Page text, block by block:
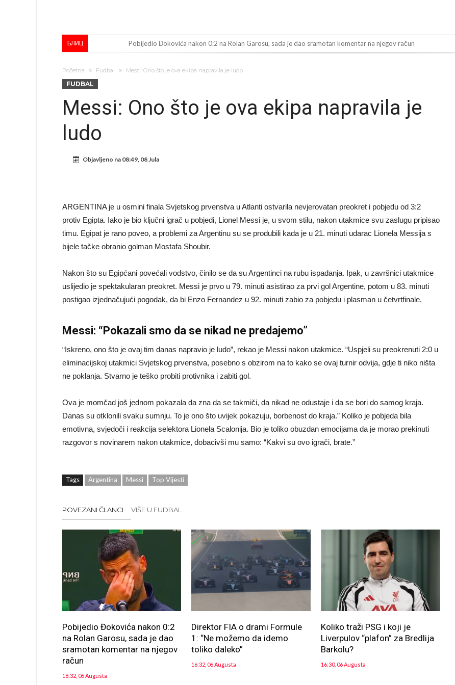
БЛИЦ Pobijedio Đokovića nakon 0:2 na Rolan Garosu, sada je dao sramotan komentar na njegov račun
Zašto je nepoznati italijanski petoligaš dobio nevjerovatan stadion od 62 miliona eura?
Kapiten slavnog kluba ubijen u napadu ispred svoje kuće, nacija zahtijeva pravdu.
Početna Fudbal Messi: Ono što je ova ekipa napravila je ludo
FUDBAL
Messi: Ono što je ova ekipa napravila je
ludo
Objavljeno na 08:49, 08 Jula
ARGENTINA je u osmini finala Svjetskog prvenstva u Atlanti ostvarila nevjerovatan preokret i pobjedu od 3:2
protiv Egipta. Iako je bio ključni igrač u pobjedi, Lionel Messi je, u svom stilu, nakon utakmice svu zaslugu pripisao
timu. Egipat je rano poveo, a problemi za Argentinu su se produbili kada je u 21. minuti udarac Lionela Messija s
bijele tačke obranio golman Mostafa Shoubir.
Nakon što su Egipćani povećali vodstvo, činilo se da su Argentinci na rubu ispadanja. Ipak, u završnici utakmice
uslijedio je spektakularan preokret. Messi je prvo u 79. minuti asistirao za prvi gol Argentine, potom u 83. minuti
postigao izjednačujući pogodak, da bi Enzo Fernandez u 92. minuti zabio za pobjedu i plasman u četvrtfinale.
Messi: “Pokazali smo da se nikad ne predajemo”
“Iskreno, ono što je ovaj tim danas napravio je ludo”, rekao je Messi nakon utakmice. “Uspjeli su preokrenuti 2:0 u
eliminacijskoj utakmici Svjetskog prvenstva, posebno s obzirom na to kako se ovaj turnir odvija, gdje ti niko ništa
ne poklanja. Stvarno je teško probiti protivnika i zabiti gol.
Ova je momčad još jednom pokazala da zna da se takmiči, da nikad ne odustaje i da se bori do samog kraja.
Danas su otklonili svaku sumnju. To je ono što uvijek pokazuju, borbenost do kraja.” Koliko je pobjeda bila
emotivna, svjedoči i reakcija selektora Lionela Scalonija. Bio je toliko obuzdan emocijama da je morao prekinuti
razgovor s novinarem nakon utakmice, dobacivši mu samo: “Kakvi su ovo igrači, brate.”
Tags Argentina Messi Top Vijesti
POVEZANI ČLANCI VIŠE U FUDBAL
Pobijedio Đokovića nakon 0:2
na Rolan Garosu, sada je dao
sramotan komentar na njegov
račun
18:32, 06 Augusta
Direktor FIA o drami Formule
1: “Ne možemo da idemo
toliko daleko”
16:32, 06 Augusta
Koliko traži PSG i koji je
Liverpulov “plafon” za Bredlija
Barkolu?
16:30, 06 Augusta